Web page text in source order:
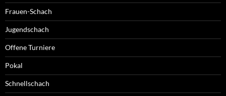
Frauen-Schach
Jugendschach
Offene Turniere
Pokal
Schnellschach